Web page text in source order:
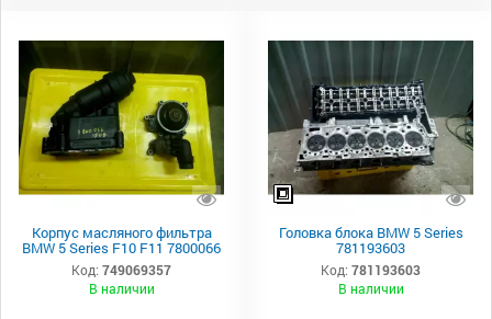
Корпус масляного фильтра
BMW 5 Series F10 F11 7800066
Код: 749069357
В наличии
Головка блока BMW 5 Series
781193603
Код: 781193603
В наличии